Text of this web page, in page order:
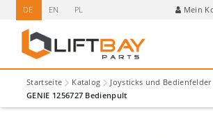
DE EN PL Mein
Startseite Katalog Joysticks und Bedienfelder
GENIE 1256727 Bedienpult